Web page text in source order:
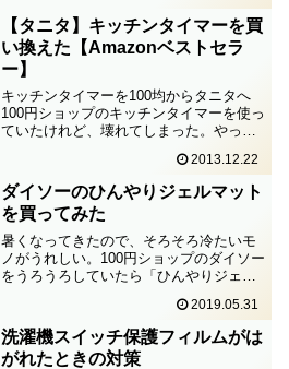
い換えること。しかし、今回は新しくテ
レビを買うつもりはな...
【タニタ】キッチンタイマーを買
い換えた【Amazonベストセラ
ー】
キッチンタイマーを100均からタニタへ
100円ショップのキッチンタイマーを使っ
ていたけれど、壊れてしまった。やっぱ
れるとは。「安物買いの銭失い」とは自
分のこと。それで、新しいキッチンタイ
マーに買い換えた。...
2013.12.22
ダイソーのひんやりジェルマット
を買ってみた
暑くなってきたので、そろそろ冷たいモ
ノがうれしい。100円ショップのダイソー
をうろうろしていたら「ひんやりジェル
こんなものもあるのか！モノは試しで買
ってみよう。いくら？最近気になる「ひ
んやり」系シート...
2019.05.31
洗濯機スイッチ保護フィルムがは
がれたときの対策